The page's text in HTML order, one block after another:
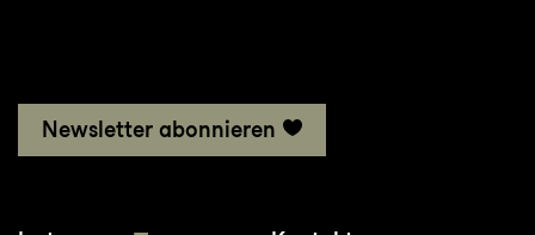
Newsletter abonnieren